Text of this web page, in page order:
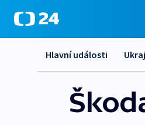
Hlavní události